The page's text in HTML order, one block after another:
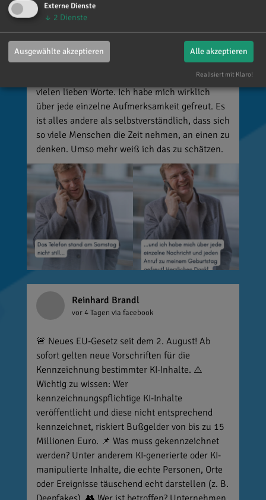
Reinhard Brandl
vor 3 Tagen
Mein meistgenutztes Wort am Samstag war:
„Danke!“ 😊 Vielen Dank für die zahlreichen
Glückwünsche, Nachrichten, Anrufe und die
vielen lieben Worte. Ich habe mich wirklich
über jede einzelne Aufmerksamkeit gefreut. Es
ist alles andere als selbstverständlich, dass sich
so viele Menschen die Zeit nehmen, an einen zu
denken. Umso mehr weiß ich das zu schätzen.
Reinhard Brandl
vor 4 Tagen via facebook
🚨 Neues EU-Gesetz seit dem 2. August! Ab
sofort gelten neue Vorschriften für die
Kennzeichnung bestimmter KI-Inhalte. ⚠️
Wichtig zu wissen: Wer
kennzeichnungspflichtige KI-Inhalte
veröffentlicht und diese nicht entsprechend
kennzeichnet, riskiert Bußgelder von bis zu 15
Millionen Euro. 📌 Was muss gekennzeichnet
werden? Unter anderem KI-generierte oder KI-
manipulierte Inhalte, die echte Personen, Orte
oder Ereignisse täuschend echt darstellen (z. B.
Externe Dienste
↓ 2 Dienste
Ausgewählte akzeptieren Alle akzeptieren
Realisiert mit Klaro!